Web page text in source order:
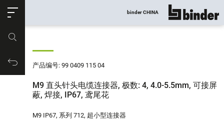
购物车
binder CHINA 显示所有
产品编号: 99 0409 115 04
M9 直头针头电缆连接器, 极数: 4, 4.0-5.5mm, 可接屏
蔽, 焊接, IP67, 鸢尾花
M9 IP67, 系列 712, 超小型连接器